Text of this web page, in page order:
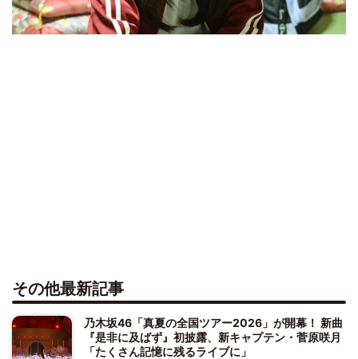
その他最新記事
乃木坂46「真夏の全国ツアー2026」が開幕！ 新曲
『是非に及ばず』初披露、新キャプテン・菅原咲月
「たくさん記憶に残るライブに」